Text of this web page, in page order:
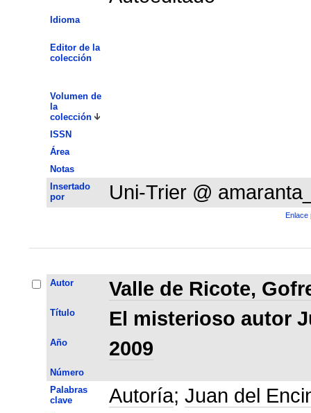
Idioma
Editor de la
colección
Volumen de
la
colección
ISSN
Área
Notas
Insertado
por
Uni-Trier @
Enlace
Autor Valle de Ricote,
Título El misterioso autor
Año 2009
Número
Palabras
clave
Autoría; Juan del